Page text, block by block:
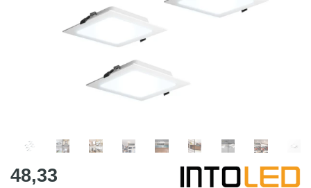
48,33